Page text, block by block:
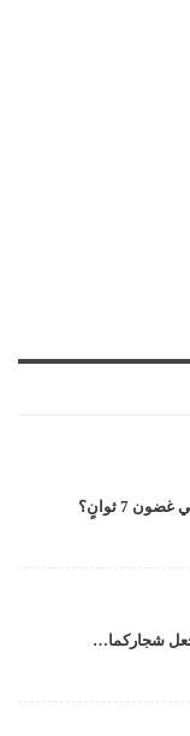
7 ثوانٍ؟